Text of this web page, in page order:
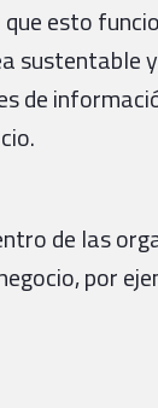
esto
sustentable
de
de las
por